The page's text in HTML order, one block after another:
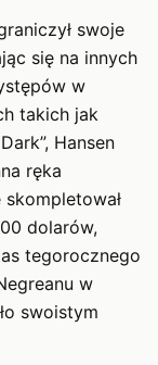
swoje
się na innych
w
takich jak
Hansen
ręka
dolarów,
tegorocznego
w
swoistym